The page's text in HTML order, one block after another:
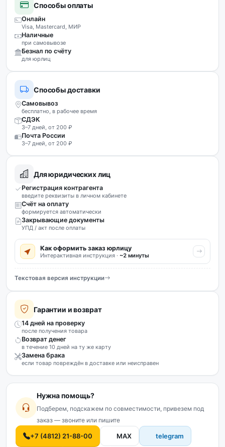
Способы оплаты
Онлайн
Visa, Mastercard, МИР
Наличные
при самовывозе
Безнал по счёту
для юрлиц
Способы доставки
Самовывоз
бесплатно, в рабочее время
СДЭК
3–7 дней, от 200 ₽
Почта России
3–7 дней, от 200 ₽
Для юридических лиц
Регистрация контрагента
введите реквизиты в личном кабинете
Счёт на оплату
формируется автоматически
Закрывающие документы
УПД / акт после оплаты
Как оформить заказ юрлицу
Интерактивная инструкция · ~2 минуты
Текстовая версия инструкции
Гарантии и возврат
14 дней на проверку
после получения товара
Возврат денег
в течение 10 дней на ту же карту
Замена брака
если товар повреждён в доставке или неисправен
Нужна помощь?
Подберем, подскажем по совместимости, привезем под
заказ — звоните или пишите
+7 (4812) 21-88-00 MAX telegram